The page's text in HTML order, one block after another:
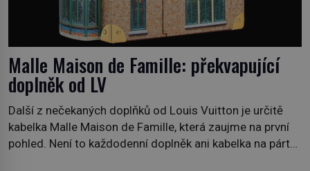
Malle Maison de Famille: překvapující
doplněk od LV
Další z nečekaných doplňků od Louis Vuitton je určitě
kabelka Malle Maison de Famille, která zaujme na první
pohled. Není to každodenní doplněk ani kabelka na párty,